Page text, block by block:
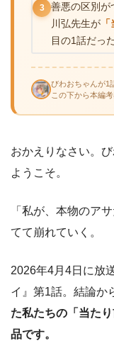
3
善悪の区別が
川弘先生が
目の1話だった
びわおちゃんが1
この下から本編
おかえりなさい。
ようこそ。
「私が、本物のア
てて崩れていく。
2026年4月4日に放
イ』第1話。結論か
た私たちの「当た
品です。